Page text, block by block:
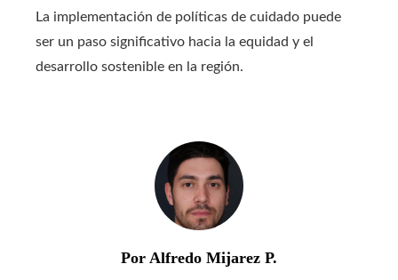
La implementación de políticas de cuidado puede
ser un paso significativo hacia la equidad y el
desarrollo sostenible en la región.
Por Alfredo Mijarez P.